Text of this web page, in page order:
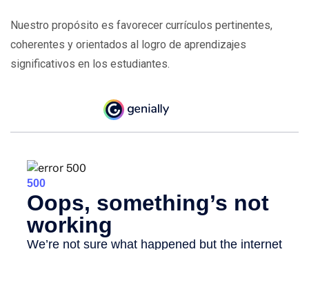
Nuestro propósito es favorecer currículos pertinentes,
coherentes y orientados al logro de aprendizajes
significativos en los estudiantes.